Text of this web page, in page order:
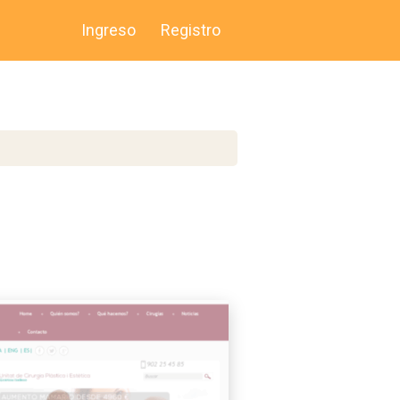
Ingreso Registro